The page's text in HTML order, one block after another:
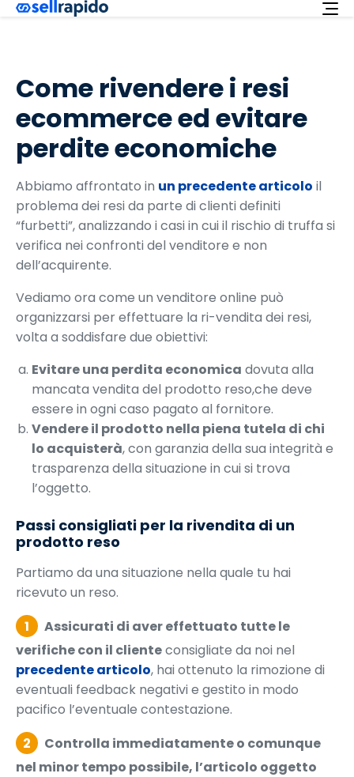
Servizi
Integrazioni
Offerta
Italiano
Supporto
Login
Come rivendere i resi
ecommerce ed evitare
perdite economiche
Abbiamo affrontato in un precedente articolo il
problema dei resi da parte di clienti definiti
“furbetti”, analizzando i casi in cui il rischio di truffa si
verifica nei confronti del venditore e non
dell’acquirente.
Vediamo ora come un venditore online può
organizzarsi per effettuare la ri-vendita dei resi,
volta a soddisfare due obiettivi:
Evitare una perdita economica dovuta alla
mancata vendita del prodotto reso,che deve
essere in ogni caso pagato al fornitore.
Vendere il prodotto nella piena tutela di chi
lo acquisterà, con garanzia della sua integrità e
trasparenza della situazione in cui si trova
l’oggetto.
Passi consigliati per la rivendita di un
prodotto reso
Partiamo da una situazione nella quale tu hai
ricevuto un reso.
1
Assicurati di aver effettuato tutte le
verifiche con il clienteconsigliate da noi nel
precedente articolo, hai ottenuto la rimozione di
eventuali feedback negativi e gestito in modo
pacifico l’eventuale contestazione.
2
Controlla immediatamente o comunque
nel minor tempo possibile, l’articolo oggetto